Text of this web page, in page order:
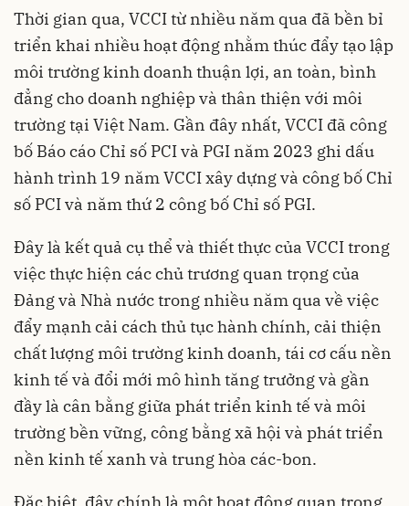
Thời gian qua, VCCI từ nhiều năm qua đã bền bỉ
triển khai nhiều hoạt động nhằm thúc đẩy tạo lập
môi trường kinh doanh thuận lợi, an toàn, bình
đẳng cho doanh nghiệp và thân thiện với môi
trường tại Việt Nam. Gần đây nhất, VCCI đã công
bố Báo cáo Chỉ số PCI và PGI năm 2023 ghi dấu
hành trình 19 năm VCCI xây dựng và công bố Chỉ
số PCI và năm thứ 2 công bố Chỉ số PGI.
Đây là kết quả cụ thể và thiết thực của VCCI trong
việc thực hiện các chủ trương quan trọng của
Đảng và Nhà nước trong nhiều năm qua về việc
đẩy mạnh cải cách thủ tục hành chính, cải thiện
chất lượng môi trường kinh doanh, tái cơ cấu nền
kinh tế và đổi mới mô hình tăng trưởng và gần
đầy là cân bằng giữa phát triển kinh tế và môi
trường bền vững, công bằng xã hội và phát triển
nền kinh tế xanh và trung hòa các-bon.
Đặc biệt, đây chính là một hoạt động quan trọng